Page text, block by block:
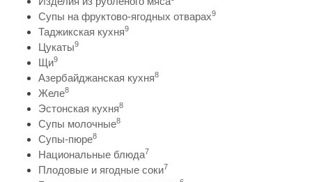
Супы на фруктово-ягодных отварах9
Таджикская кухня9
Цукаты9
Щи9
Азербайджанская кухня8
Желе8
Эстонская кухня8
Супы молочные8
Супы-пюре8
Национальные блюда7
Плодовые и ягодные соки7